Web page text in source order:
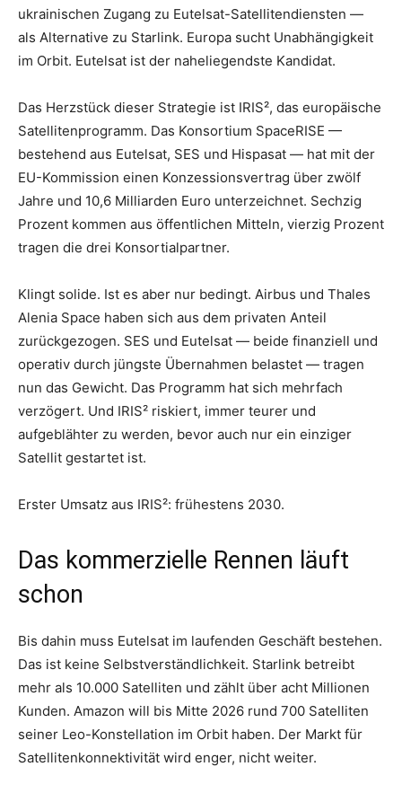
ukrainischen Zugang zu Eutelsat-Satellitendiensten —
als Alternative zu Starlink. Europa sucht Unabhängigkeit
im Orbit. Eutelsat ist der naheliegendste Kandidat.
Das Herzstück dieser Strategie ist IRIS², das europäische
Satellitenprogramm. Das Konsortium SpaceRISE —
bestehend aus Eutelsat, SES und Hispasat — hat mit der
EU-Kommission einen Konzessionsvertrag über zwölf
Jahre und 10,6 Milliarden Euro unterzeichnet. Sechzig
Prozent kommen aus öffentlichen Mitteln, vierzig Prozent
tragen die drei Konsortialpartner.
Klingt solide. Ist es aber nur bedingt. Airbus und Thales
Alenia Space haben sich aus dem privaten Anteil
zurückgezogen. SES und Eutelsat — beide finanziell und
operativ durch jüngste Übernahmen belastet — tragen
nun das Gewicht. Das Programm hat sich mehrfach
verzögert. Und IRIS² riskiert, immer teurer und
aufgeblähter zu werden, bevor auch nur ein einziger
Satellit gestartet ist.
Erster Umsatz aus IRIS²: frühestens 2030.
Das kommerzielle Rennen läuft
schon
Bis dahin muss Eutelsat im laufenden Geschäft bestehen.
Das ist keine Selbstverständlichkeit. Starlink betreibt
mehr als 10.000 Satelliten und zählt über acht Millionen
Kunden. Amazon will bis Mitte 2026 rund 700 Satelliten
seiner Leo-Konstellation im Orbit haben. Der Markt für
Satellitenkonnektivität wird enger, nicht weiter.